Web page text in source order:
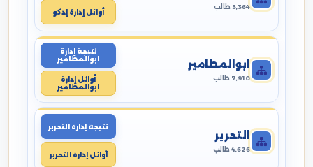
3,364 طالب
أوائل إدارة إدكو
ابوالمطامير
7,910 طالب
نتيجة إدارة
ابوالمطامير
أوائل إدارة
ابوالمطامير
التحرير
4,626 طالب
نتيجة إدارة التحرير
أوائل إدارة التحرير